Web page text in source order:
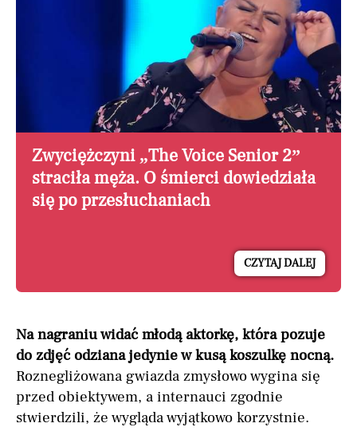
Zwyciężczyni „The Voice Senior 2”
straciła męża. O śmierci dowiedziała
się po przesłuchaniach
CZYTAJ DALEJ
Na nagraniu widać młodą aktorkę, która pozuje
do zdjęć odziana jedynie w kusą koszulkę nocną.
Roznegliżowana gwiazda zmysłowo wygina się
przed obiektywem, a internauci zgodnie
stwierdzili, że wygląda wyjątkowo korzystnie.